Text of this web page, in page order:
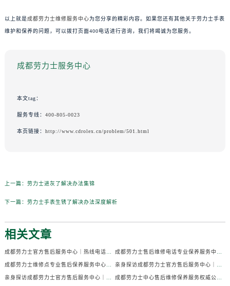
以上就是成都劳力士维修服务中心为您分享的精彩内容。如果您还有其他关于劳力士手表
维护和保养的问题，可以拨打页面400电话进行咨询，我们将竭诚为您服务。
成都劳力士服务中心
本文tag：
服务专线： 400-805-0023
本页链接： http://www.cdrolex.cn/problem/501.html
上一篇： 劳力士进灰了解决办法集锦
下一篇： 劳力士手表生锈了解决办法深度解析
相关文章